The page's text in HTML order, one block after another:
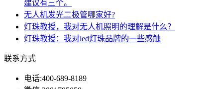
建议有三个。
无人机发光二极管哪家好?
灯珠教授，我对无人机照明的理解是什么？
灯珠教授：我对led灯珠品牌的一些感触
联系方式
电话:400-689-8189